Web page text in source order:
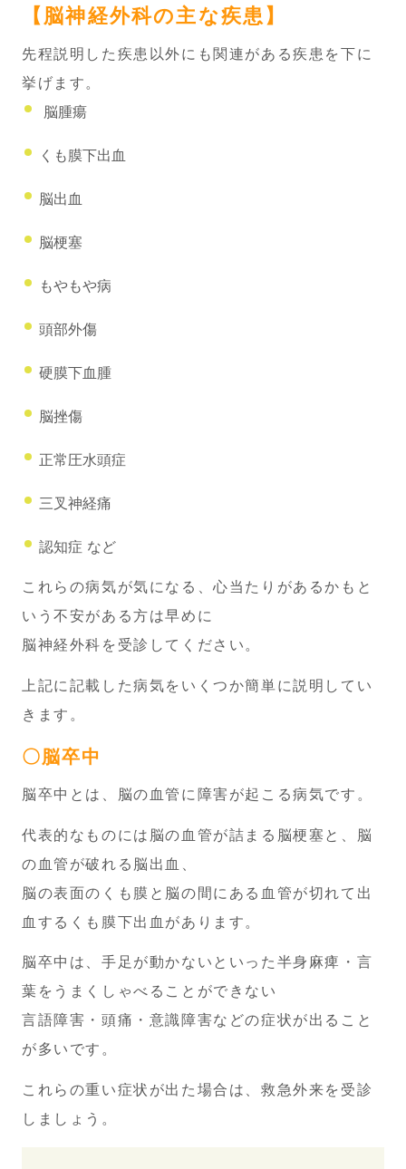
【脳神経外科の主な疾患】
先程説明した疾患以外にも関連がある疾患を下に
挙げます。
脳腫瘍
くも膜下出血
脳出血
脳梗塞
もやもや病
頭部外傷
硬膜下血腫
脳挫傷
正常圧水頭症
三叉神経痛
認知症 など
これらの病気が気になる、心当たりがあるかもと
いう不安がある方は早めに
脳神経外科を受診してください。
上記に記載した病気をいくつか簡単に説明してい
きます。
〇脳卒中
脳卒中とは、脳の血管に障害が起こる病気です。
代表的なものには脳の血管が詰まる脳梗塞と、脳
の血管が破れる脳出血、
脳の表面のくも膜と脳の間にある血管が切れて出
血するくも膜下出血があります。
脳卒中は、手足が動かないといった半身麻痺・言
葉をうまくしゃべることができない
言語障害・頭痛・意識障害などの症状が出ること
が多いです。
これらの重い症状が出た場合は、救急外来を受診
しましょう。